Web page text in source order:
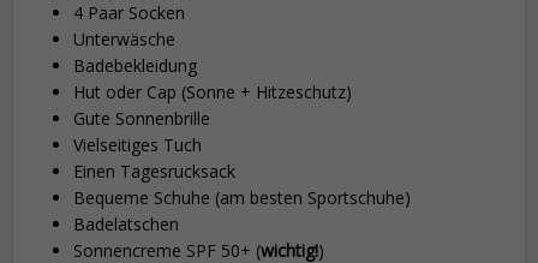
4 Paar Socken
Unterwäsche
Badebekleidung
Hut oder Cap (Sonne + Hitzeschutz)
Gute Sonnenbrille
Vielseitiges Tuch
Einen Tagesrucksack
Bequeme Schuhe (am besten Sportschuhe)
Badelatschen
Sonnencreme SPF 50+ (wichtig!)